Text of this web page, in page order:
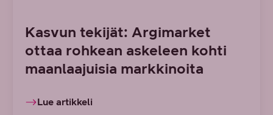
Kasvun tekijät: Argimarket
ottaa rohkean askeleen kohti
maanlaajuisia markkinoita
Lue artikkeli